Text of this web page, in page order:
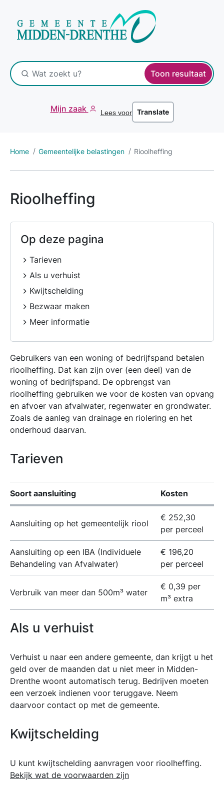
Toon resultaat
Mijn zaak Lees voor Translate
Home Gemeentelijke belastingen Rioolheffing
Rioolheffing
Gebruikers van een woning of bedrijfspand betalen
rioolheffing. Dat kan zijn over (een deel) van de
woning of bedrijfspand. De opbrengst van
rioolheffing gebruiken we voor de kosten van opvang
en afvoer van afvalwater, regenwater en grondwater.
Zoals de aanleg van drainage en riolering en het
onderhoud daarvan.
Tarieven
Soort aansluiting Kosten
Aansluiting op het gemeentelijk riool
€ 252,30
per perceel
Aansluiting op een IBA (Individuele
Behandeling van Afvalwater)
€ 196,20
per perceel
Verbruik van meer dan 500m³ water
€ 0,39 per
m³ extra
Als u verhuist
Verhuist u naar een andere gemeente, dan krijgt u het
geld over de maanden dat u niet meer in Midden-
Drenthe woont automatisch terug. Bedrijven moeten
een verzoek indienen voor teruggave. Neem
daarvoor contact op met de gemeente.
Kwijtschelding
U kunt kwijtschelding aanvragen voor rioolheffing.
Bekijk wat de voorwaarden zijn
Op deze pagina
Tarieven
Als u verhuist
Kwijtschelding
Bezwaar maken
Meer informatie